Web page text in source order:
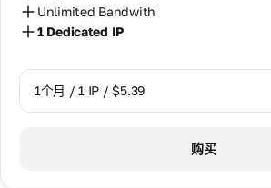
Unlimited Bandwith
1 Dedicated IP
1个月 / 1 IP / $5.39
购买